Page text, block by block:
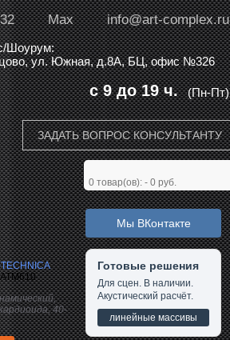
info@art-complex.ru
Max
Шоурум:
ул. Южная, д.8А, БЦ, офис №326
(Пн-Пт)
с 9 до 19 ч.
ЗАДАТЬ ВОПРОС КОНСУЛЬТАНТУ
0 товар(ов): - 0 руб.
40-
Мы ВКонтакте
Готовые решения
Для сцен. В наличии.
Акустический расчёт.
линейные массивы